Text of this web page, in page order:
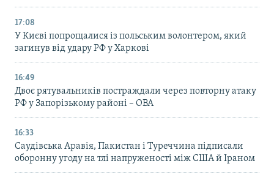
17:08
У Києві попрощалися із польським волонтером, який
загинув від удару РФ у Харкові
16:49
Двоє рятувальників постраждали через повторну атаку
РФ у Запорізькому районі – ОВА
16:33
Саудівська Аравія, Пакистан і Туреччина підписали
оборонну угоду на тлі напруженості між США й Іраном